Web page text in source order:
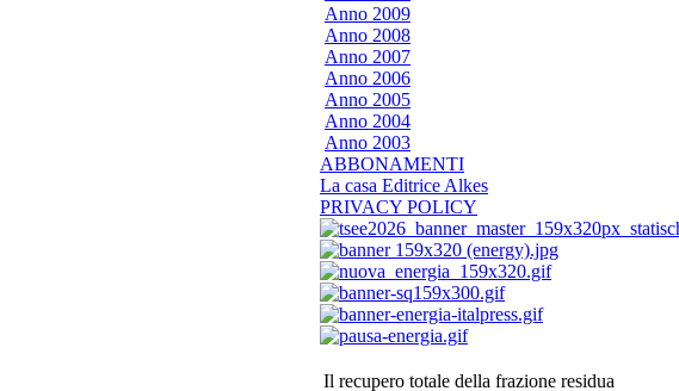
Anno 2009
Anno 2008
Anno 2007
Anno 2006
Anno 2005
Anno 2004
Anno 2003
ABBONAMENTI
La casa Editrice Alkes
PRIVACY POLICY
Il recupero totale della frazione residua